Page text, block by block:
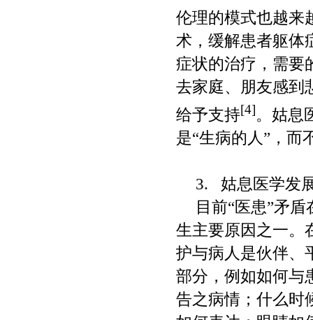
伦理的模式也越来
术，缓解患者躯体
症状的治疗，需要
去家庭、朋友感到
给予支持[4]。姑息
是“生病的人 ” ，而
3.
姑息医学发
目前“医患”矛盾
生主要原因之一。
护与病人是伙伴、
部分，例如如何与
告之病情；什么时